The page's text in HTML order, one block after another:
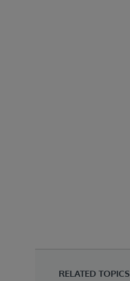
RELATED TOPICS